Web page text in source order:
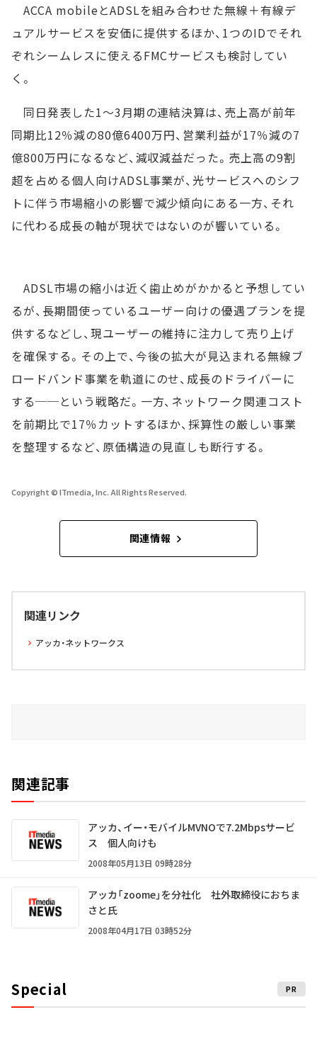
ACCA mobileとADSLを組み合わせた無線＋有線デ
ュアルサービスを安価に提供するほか、1つのIDでそれ
ぞれシームレスに使えるFMCサービスも検討してい
く。
同日発表した1～3月期の連結決算は、売上高が前年
同期比12％減の80億6400万円、営業利益が17％減の7
億800万円になるなど、減収減益だった。売上高の9割
超を占める個人向けADSL事業が、光サービスへのシフ
トに伴う市場縮小の影響で減少傾向にある一方、それ
に代わる成長の軸が現状ではないのが響いている。
ADSL市場の縮小は近く歯止めがかかると予想してい
るが、長期間使っているユーザー向けの優遇プランを提
供するなどし、現ユーザーの維持に注力して売り上げ
を確保する。その上で、今後の拡大が見込まれる無線ブ
ロードバンド事業を軌道にのせ、成長のドライバーに
する──という戦略だ。一方、ネットワーク関連コスト
を前期比で17％カットするほか、採算性の厳しい事業
を整理するなど、原価構造の見直しも断行する。
Copyright © ITmedia, Inc. All Rights Reserved.
関連情報
関連リンク
アッカ・ネットワークス
関連記事
アッカ、イー・モバイルMVNOで7.2Mbpsサービ
ス 個人向けも
2008年05月13日 09時28分
アッカ「zoome」を分社化 社外取締役におちま
さと氏
2008年04月17日 03時52分
Special PR